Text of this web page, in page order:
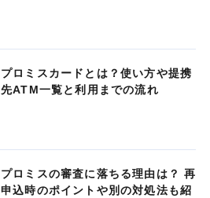
プロミスカードとは？使い方や提携
先ATM一覧と利用までの流れ
プロミスの審査に落ちる理由は？ 再
申込時のポイントや別の対処法も紹